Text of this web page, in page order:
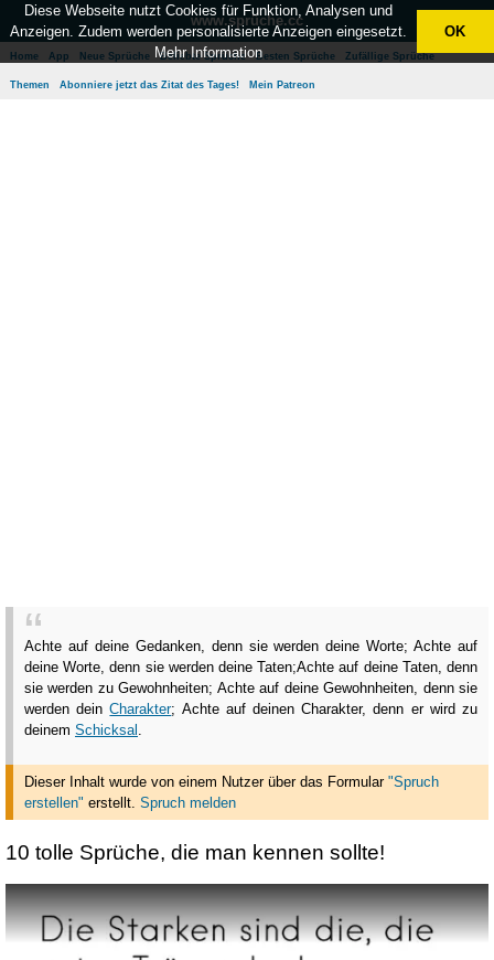
www.sprüche.cc
Home App Neue Sprüche Beliebte Sprüche Besten Sprüche Zufällige Sprüche
Themen Abonniere jetzt das Zitat des Tages! Mein Patreon
Achte auf deine Gedanken, denn sie werden deine Worte; Achte auf
deine Worte, denn sie werden deine Taten;Achte auf deine Taten, denn
sie werden zu Gewohnheiten; Achte auf deine Gewohnheiten, denn sie
werden deinCharakter; Achte auf deinen Charakter, denn er wird zu
deinem Schicksal .
Dieser Inhalt wurde von einem Nutzer über das Formular "Spruch
erstellen" erstellt. Spruch melden
10 tolle Sprüche, die man kennen sollte!
Diese Webseite nutzt Cookies für Funktion, Analysen und
Anzeigen. Zudem werden personalisierte Anzeigen eingesetzt.
Mehr Information
OK